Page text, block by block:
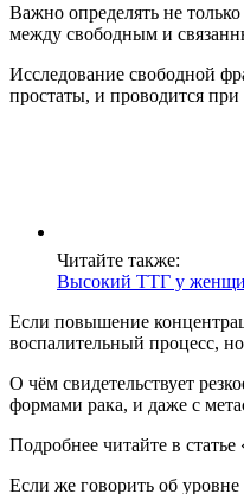
Важно определять не
между свободным и
Исследование свободной
простаты, и проводится
Читайте также:
Высокий ТТГ у
Если повышение
воспалительный процесс,
О чём свидетельствует
формами рака, и даже с
Подробнее читайте в
Если же говорить об